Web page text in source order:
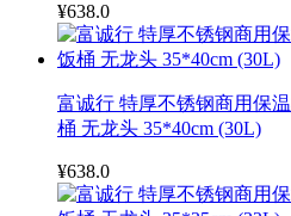
¥638.0
富诚行 特厚不锈钢商用保
桶 无龙头 35*40cm (30L)
¥638.0